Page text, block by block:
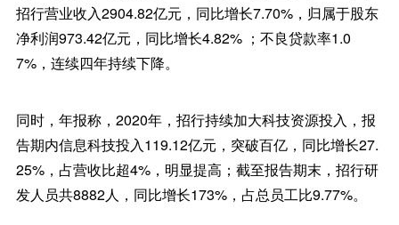
招行营业收入2904.82亿元，同比增长7.70%，归属于股东
净利润973.42亿元，同比增长4.82% ；不良贷款率1.0
7%，连续四年持续下降。
同时，年报称，2020年，招行持续加大科技资源投入，报
告期内信息科技投入119.12亿元，突破百亿，同比增长27.
25%，占营收比超4%，明显提高；截至报告期末，招行研
发人员共8882人，同比增长173%，占总员工比9.77%。